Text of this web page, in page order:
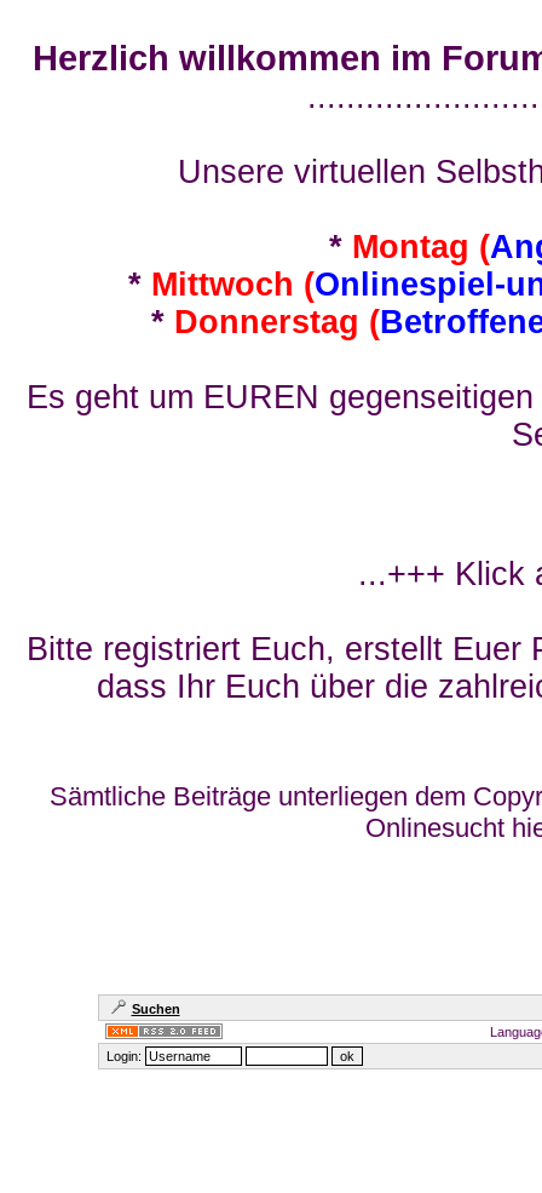
Herzlich willkommen im
Unsere virtuellen
* Montag (
* Mittwoch (Onlinespiel-
* Donnerstag (
Es geht um EUREN
...+++ Klick
Bitte registriert Euch, erstellt Euer
dass Ihr Euch über die
Sämtliche Beiträge unterliegen dem
Onlinesucht
Suchen
Login: